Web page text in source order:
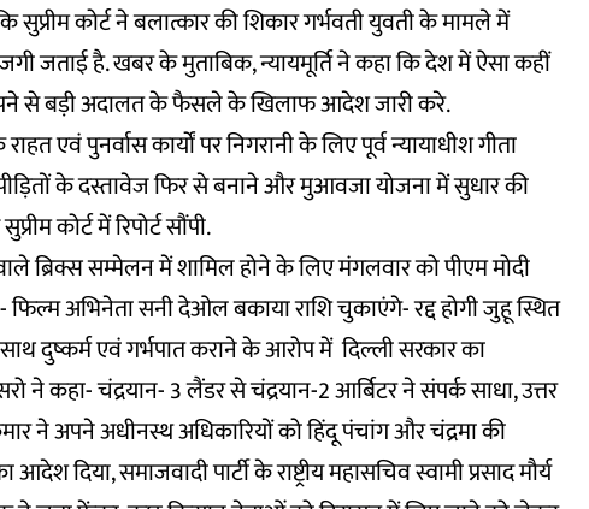
सुप्रीम कोर्ट ने बलात्कार की शिकार गर्भवती युवती के मामले में
जताई है. खबर के मुताबिक, न्यायमूर्ति ने कहा कि देश में ऐसा कहीं
से बड़ी अदालत के फैसले के खिलाफ आदेश जारी करे.
एवं पुनर्वास कार्यों पर निगरानी के लिए पूर्व न्यायाधीश गीता
के दस्तावेज फिर से बनाने और मुआवजा योजना में सुधार की
कोर्ट में रिपोर्ट सौंपी.
ब्रिक्स सम्मेलन में शामिल होने के लिए मंगलवार को पीएम मोदी
अभिनेता सनी देओल बकाया राशि चुकाएंगे- रद्द होगी जुहू स्थित
दुष्कर्म एवं गर्भपात कराने के आरोप में दिल्ली सरकार का
ने कहा- चंद्रयान- 3 लैंडर से चंद्रयान-2 आर्बिटर ने संपर्क साधा, उत्तर
ने अपने अधीनस्थ अधिकारियों को हिंदू पंचांग और चंद्रमा की
दिया, समाजवादी पार्टी के राष्ट्रीय महासचिव स्वामी प्रसाद मौर्य